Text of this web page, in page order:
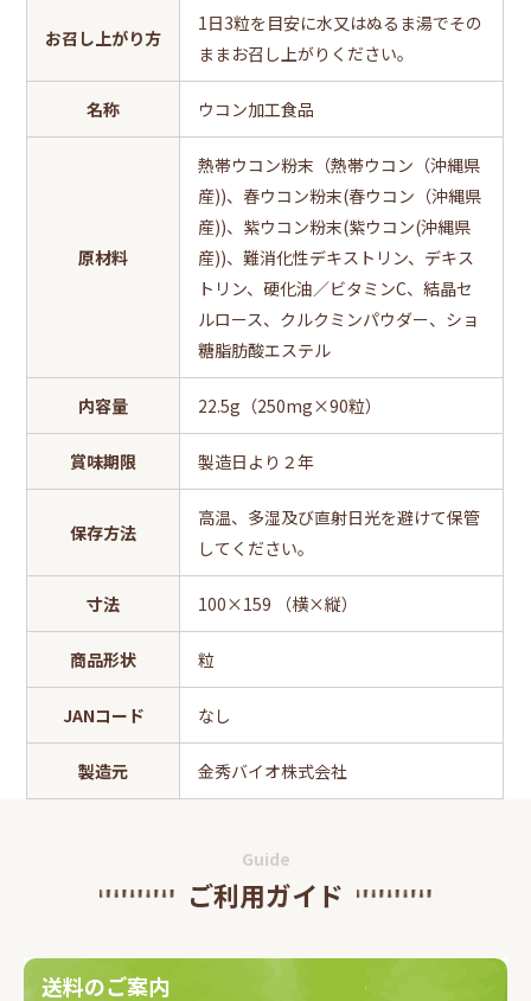
お召し上がり方
1日3粒を目安に水又はぬるま湯でその
ままお召し上がりください。
名称 ウコン加工食品
原材料
熱帯ウコン粉末（熱帯ウコン（沖縄県
産))、春ウコン粉末(春ウコン（沖縄県
産))、紫ウコン粉末(紫ウコン(沖縄県
産))、難消化性デキストリン、デキス
トリン、硬化油／ビタミンC、結晶セ
ルロース、クルクミンパウダー、ショ
糖脂肪酸エステル
内容量 22.5g（250mg×90粒）
賞味期限 製造日より２年
保存方法
高温、多湿及び直射日光を避けて保管
してください。
寸法 100×159 （横×縦）
商品形状 粒
JANコード なし
製造元 金秀バイオ株式会社
Guide
ご利用ガイド
送料のご案内